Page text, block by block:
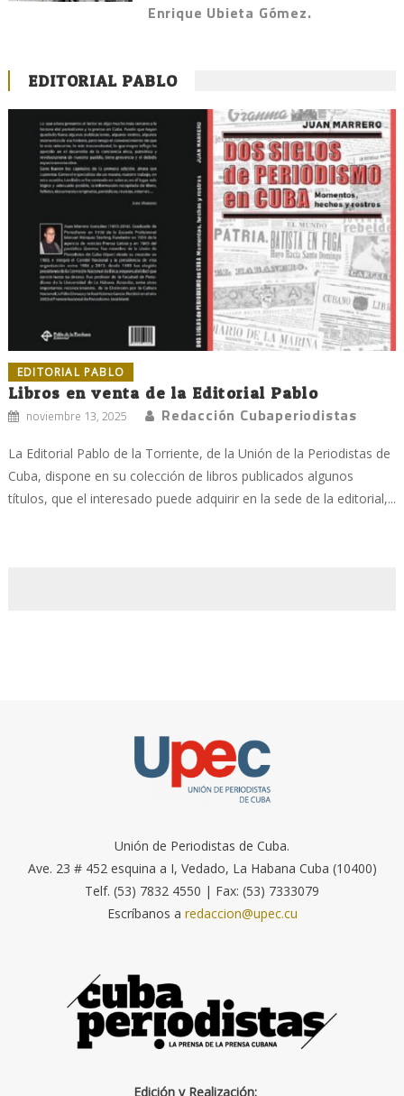
Enrique Ubieta Gómez.
EDITORIAL PABLO
EDITORIAL PABLO
Libros en venta de la Editorial Pablo
noviembre 13, 2025 Redacción Cubaperiodistas
La Editorial Pablo de la Torriente, de la Unión de la Periodistas de
Cuba, dispone en su colección de libros publicados algunos
títulos, que el interesado puede adquirir en la sede de la editorial,...
Unión de Periodistas de Cuba.
Ave. 23 # 452 esquina a I, Vedado, La Habana Cuba (10400)
Telf. (53) 7832 4550 | Fax: (53) 7333079
Escríbanos a redaccion@upec.cu
Edición y Realización: